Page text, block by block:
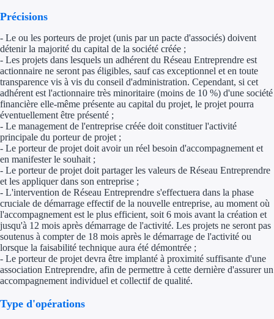
Aides Région
Aides Région
Aides Région
Aides Région
Aides Région
Régions de I à P
Aides Région Île-
Aides Région
Précisions
- Le ou les porteurs de projet (unis par un pacte d'associés) doivent
détenir la majorité du capital de la société créée ;
- Les projets dans lesquels un adhérent du Réseau Entreprendre est
actionnaire ne seront pas éligibles, sauf cas exceptionnel et en toute
transparence vis à vis du conseil d'administration. Cependant, si cet
adhérent est l'actionnaire très minoritaire (moins de 10 %) d'une société
financière elle-même présente au capital du projet, le projet pourra
éventuellement être présenté ;
- Le management de l'entreprise créée doit constituer l'activité
principale du porteur de projet ;
- Le porteur de projet doit avoir un réel besoin d'accompagnement et
en manifester le souhait ;
- Le porteur de projet doit partager les valeurs de Réseau Entreprendre
et les appliquer dans son entreprise ;
- L'intervention de Réseau Entreprendre s'effectuera dans la phase
cruciale de démarrage effectif de la nouvelle entreprise, au moment où
l'accompagnement est le plus efficient, soit 6 mois avant la création et
jusqu'à 12 mois après démarrage de l'activité. Les projets ne seront pas
soutenus à compter de 18 mois après le démarrage de l'activité ou
lorsque la faisabilité technique aura été démontrée ;
- Le porteur de projet devra être implanté à proximité suffisante d'une
association Entreprendre, afin de permettre à cette dernière d'assurer un
accompagnement individuel et collectif de qualité.
Type d'opérations